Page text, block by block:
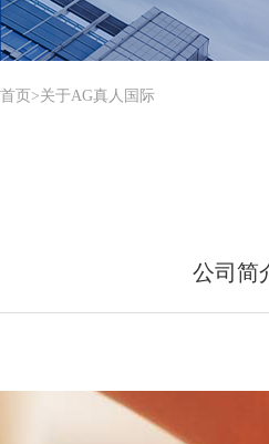
首页 >关于AG真人国际
公司简